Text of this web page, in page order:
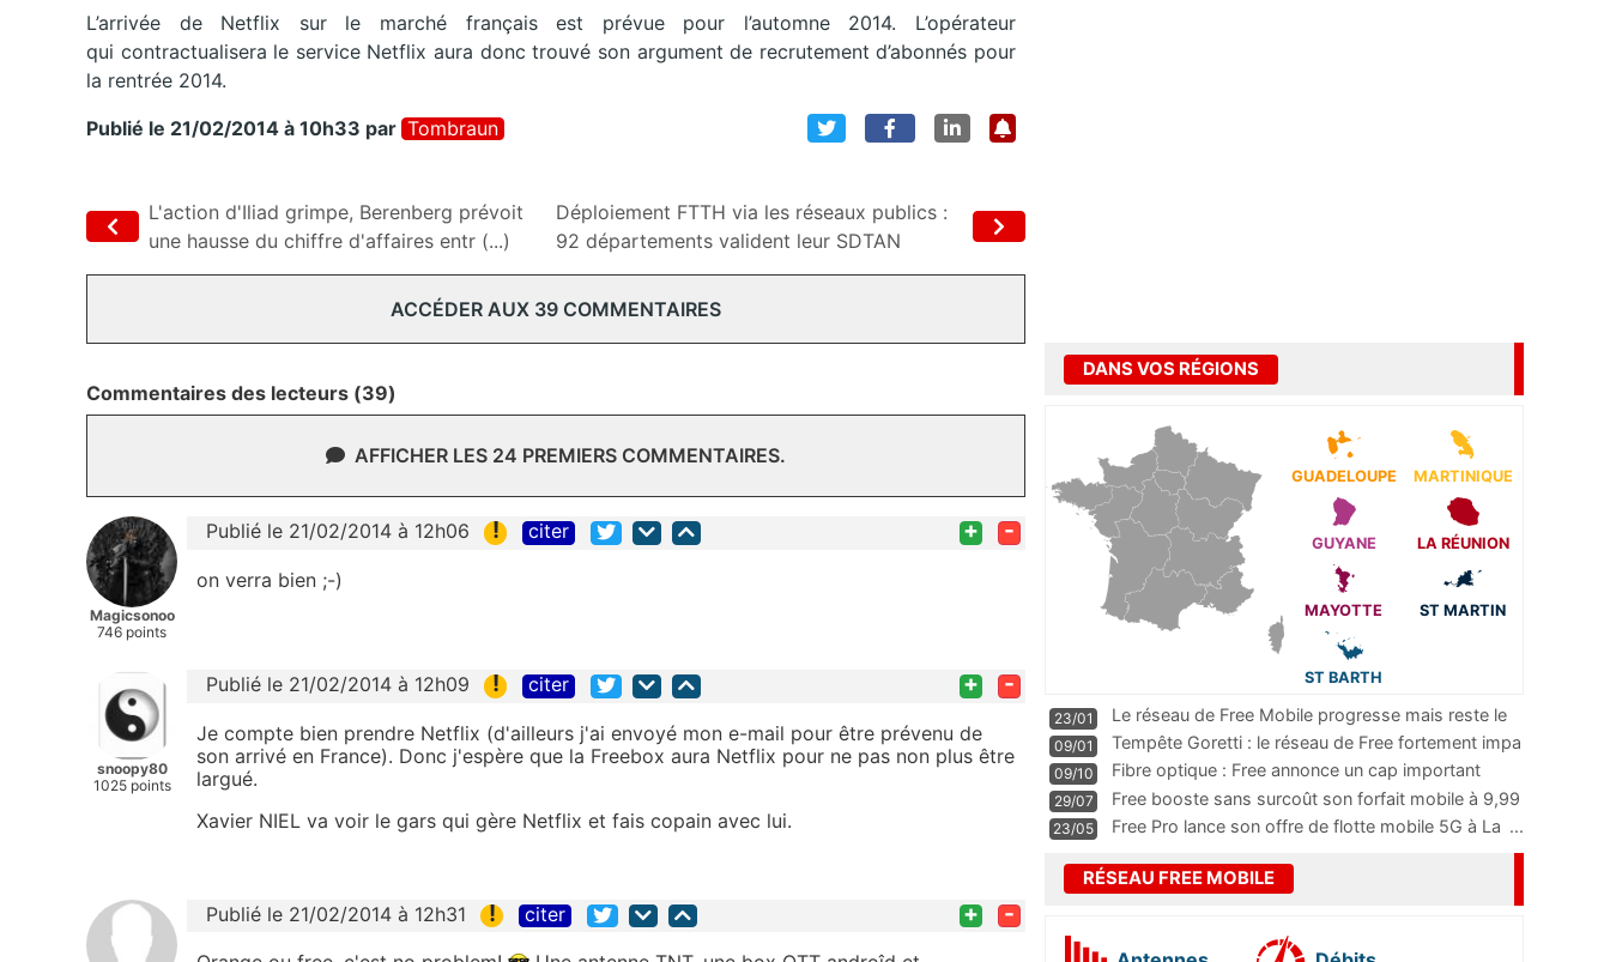
L’arrivée de Netflix sur le marché français est prévue pour l’automne 2014. L’opérateur
qui contractualisera le service Netflix aura donc trouvé son argument de recrutement d’abonnés pour
la rentrée 2014.
Publié le 21/02/2014 à 10h33 par Tombraun
L'action d'Iliad grimpe, Berenberg prévoit
une hausse du chiffre d'affaires entr (...)
Déploiement FTTH via les réseaux publics :
92 départements valident leur SDTAN
ACCÉDER AUX 39 COMMENTAIRES
Commentaires des lecteurs (39)
AFFICHER LES 24 PREMIERS COMMENTAIRES.
Magicsonoo
746 points
Publié le 21/02/2014 à 12h06 ! citer + -
on verra bien ;-)
snoopy80
1025 points
Publié le 21/02/2014 à 12h09 ! citer + -
Je compte bien prendre Netflix (d'ailleurs j'ai envoyé mon e-mail pour être prévenu de
son arrivé en France). Donc j'espère que la Freebox aura Netflix pour ne pas non plus être
largué.
Xavier NIEL va voir le gars qui gère Netflix et fais copain avec lui.
Publié le 21/02/2014 à 12h31 ! citer + -
DANS VOS RÉGIONS
GUADELOUPE MARTINIQUE
GUYANE LA RÉUNION
MAYOTTE ST MARTIN
ST BARTH
23/01
Le réseau de Free Mobile progresse mais reste le
m
...
09/01
Tempête Goretti : le réseau de Free fortement impa
09/10
Fibre optique : Free annonce un cap important
pass
...
29/07
Free booste sans surcoût son forfait mobile à 9,99
23/05 Free Pro lance son offre de flotte mobile 5G à La ...
RÉSEAU FREE MOBILE